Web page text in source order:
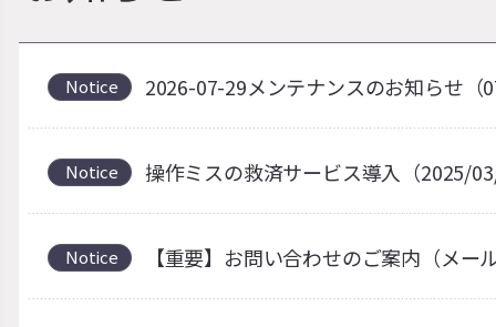
Notice 2026-07-29メンテナンスのお知らせ（
Notice 操作ミスの救済サービス導入（2025/
Notice 【重要】お問い合わせのご案内（メー